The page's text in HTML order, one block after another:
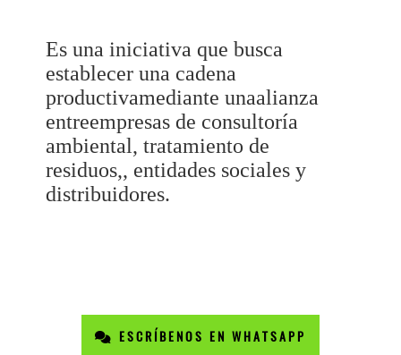
Es una iniciativa que busca
establecer una cadena
productivamediante unaalianza
entreempresas de consultoría
ambiental, tratamiento de
residuos,, entidades sociales y
distribuidores.
ESCRÍBENOS EN WHATSAPP